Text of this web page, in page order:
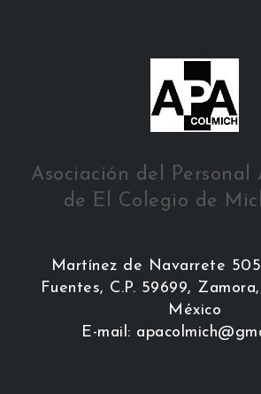
Asociación del Personal
de El Colegio de
Martínez de Navarrete
Fuentes, C.P. 59699,
México
E-mail: